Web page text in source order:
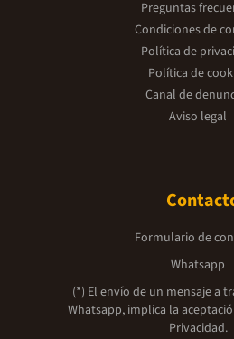
Preguntas
Condiciones de
Política de
Política de
Canal de
Aviso legal
Formulario de
Whatsapp
(*) El envío de un mensaje a
Whatsapp, implica la
Privacidad.